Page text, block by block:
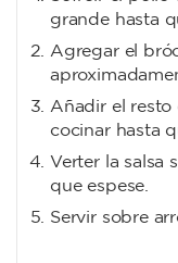
grande hasta
Agregar el
Añadir el resto
cocinar hasta
Verter la salsa
que espese.
Servir sobre